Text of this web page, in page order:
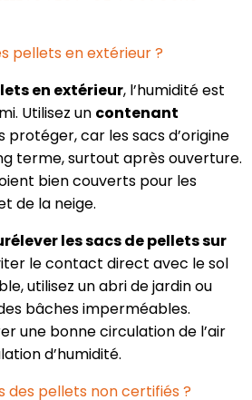
pellets en extérieur ?
en extérieur, l’humidité est
Utilisez un contenant
protéger, car les sacs d’origine
terme, surtout après ouverture.
bien couverts pour les
de la neige.
les sacs de pellets sur
le contact direct avec le sol
utilisez un abri de jardin ou
bâches imperméables.
une bonne circulation de l’air
d’humidité.
des pellets non certifiés ?